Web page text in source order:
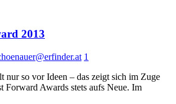
2013
1
nur so vor Ideen – das zeigt sich im Zuge
Forward Awards stets aufs Neue. Im